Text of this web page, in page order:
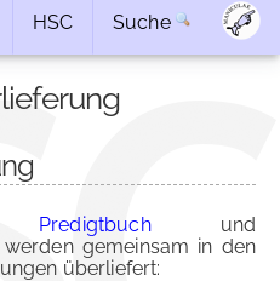
HSC Suche
und
werden gemeinsam in den
überliefert: